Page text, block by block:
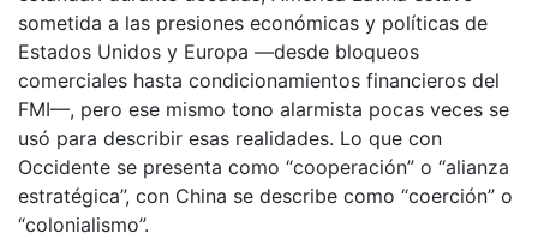
sometida a las presiones económicas y políticas de
Estados Unidos y Europa —desde bloqueos
comerciales hasta condicionamientos financieros del
FMI—, pero ese mismo tono alarmista pocas veces se
usó para describir esas realidades. Lo que con
Occidente se presenta como “cooperación” o “alianza
estratégica”, con China se describe como “coerción” o
“colonialismo”.